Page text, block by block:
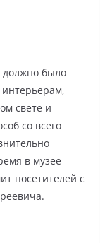
должно было
свете и
со всего
в музее
посетителей с